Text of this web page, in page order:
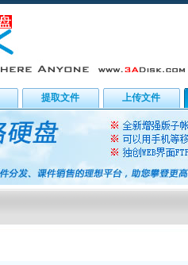
提取文件 上传文件